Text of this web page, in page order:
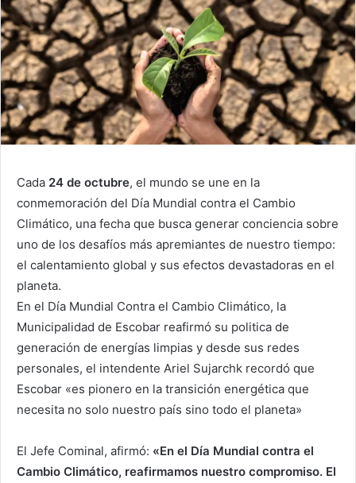
Cada 24 de octubre, el mundo se une en la
conmemoración del Día Mundial contra el Cambio
Climático, una fecha que busca generar conciencia sobre
uno de los desafíos más apremiantes de nuestro tiempo:
el calentamiento global y sus efectos devastadoras en el
planeta.
En el Día Mundial Contra el Cambio Climático, la
Municipalidad de Escobar reafirmó su politica de
generación de energías limpias y desde sus redes
personales, el intendente Ariel Sujarchk recordó que
Escobar «es pionero en la transición energética que
necesita no solo nuestro país sino todo el planeta»
El Jefe Cominal, afirmó: «En el Día Mundial contra el
Cambio Climático, reafirmamos nuestro compromiso. El